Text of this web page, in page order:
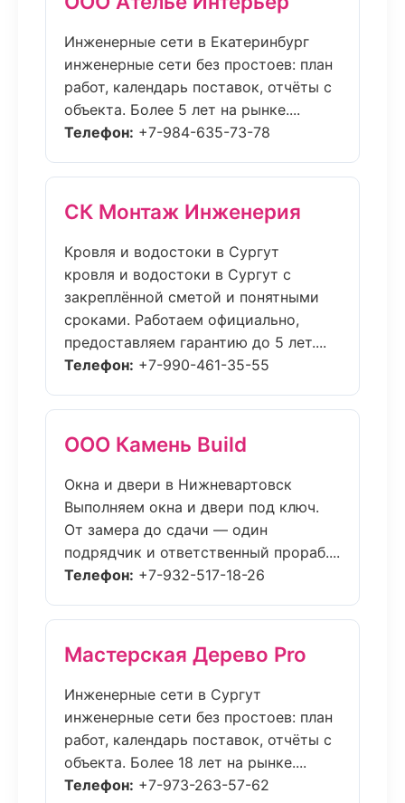
Инженерные сети в Екатеринбург
инженерные сети без простоев: план
работ, календарь поставок, отчёты с
объекта. Более 5 лет на рынке....
Телефон: +7-984-635-73-78
СК Монтаж Инженерия
Кровля и водостоки в Сургут
кровля и водостоки в Сургут с
закреплённой сметой и понятными
сроками. Работаем официально,
предоставляем гарантию до 5 лет....
Телефон: +7-990-461-35-55
ООО Камень Build
Окна и двери в Нижневартовск
Выполняем окна и двери под ключ.
От замера до сдачи — один
подрядчик и ответственный прораб....
Телефон: +7-932-517-18-26
Мастерская Дерево Pro
Инженерные сети в Сургут
инженерные сети без простоев: план
работ, календарь поставок, отчёты с
объекта. Более 18 лет на рынке....
Телефон: +7-973-263-57-62